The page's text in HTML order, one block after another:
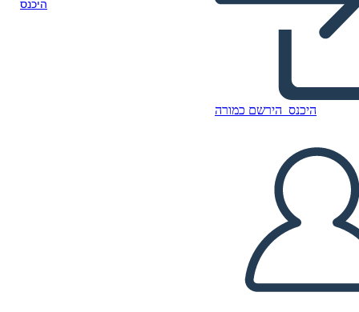
היכנס
היכנס הירשם כמורה
5th period